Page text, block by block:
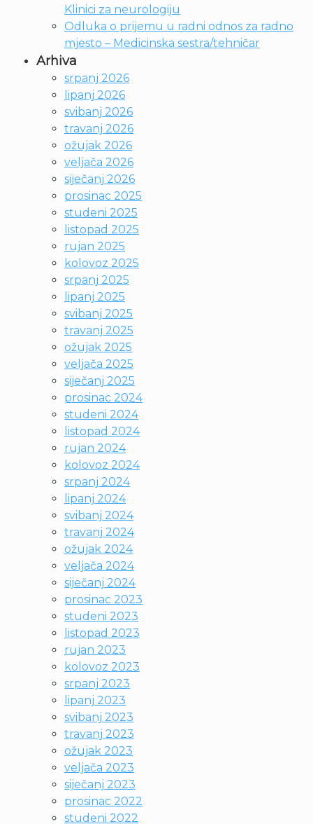
Klinici za neurologiju
Odluka o prijemu u radni odnos za radno
mjesto – Medicinska sestra/tehničar
Arhiva
srpanj 2026
lipanj 2026
svibanj 2026
travanj 2026
ožujak 2026
veljača 2026
siječanj 2026
prosinac 2025
studeni 2025
listopad 2025
rujan 2025
kolovoz 2025
srpanj 2025
lipanj 2025
svibanj 2025
travanj 2025
ožujak 2025
veljača 2025
siječanj 2025
prosinac 2024
studeni 2024
listopad 2024
rujan 2024
kolovoz 2024
srpanj 2024
lipanj 2024
svibanj 2024
travanj 2024
ožujak 2024
veljača 2024
siječanj 2024
prosinac 2023
studeni 2023
listopad 2023
rujan 2023
kolovoz 2023
srpanj 2023
lipanj 2023
svibanj 2023
travanj 2023
ožujak 2023
veljača 2023
siječanj 2023
prosinac 2022
studeni 2022